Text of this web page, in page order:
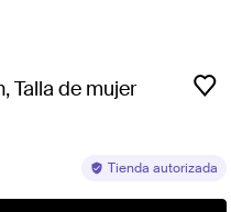
Talla de mujer
Tienda autorizada